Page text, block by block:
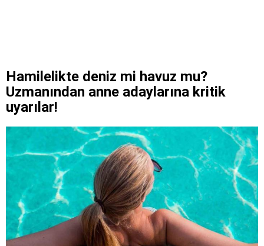
Hamilelikte deniz mi havuz mu?
Uzmanından anne adaylarına kritik
uyarılar!